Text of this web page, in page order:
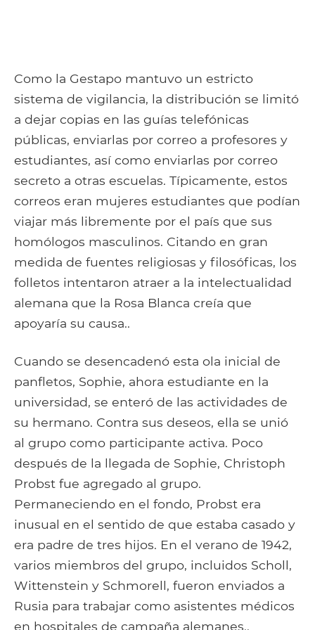
Como la Gestapo mantuvo un estricto
sistema de vigilancia, la distribución se limitó
a dejar copias en las guías telefónicas
públicas, enviarlas por correo a profesores y
estudiantes, así como enviarlas por correo
secreto a otras escuelas. Típicamente, estos
correos eran mujeres estudiantes que podían
viajar más libremente por el país que sus
homólogos masculinos. Citando en gran
medida de fuentes religiosas y filosóficas, los
folletos intentaron atraer a la intelectualidad
alemana que la Rosa Blanca creía que
apoyaría su causa..
Cuando se desencadenó esta ola inicial de
panfletos, Sophie, ahora estudiante en la
universidad, se enteró de las actividades de
su hermano. Contra sus deseos, ella se unió
al grupo como participante activa. Poco
después de la llegada de Sophie, Christoph
Probst fue agregado al grupo.
Permaneciendo en el fondo, Probst era
inusual en el sentido de que estaba casado y
era padre de tres hijos. En el verano de 1942,
varios miembros del grupo, incluidos Scholl,
Wittenstein y Schmorell, fueron enviados a
Rusia para trabajar como asistentes médicos
en hospitales de campaña alemanes..